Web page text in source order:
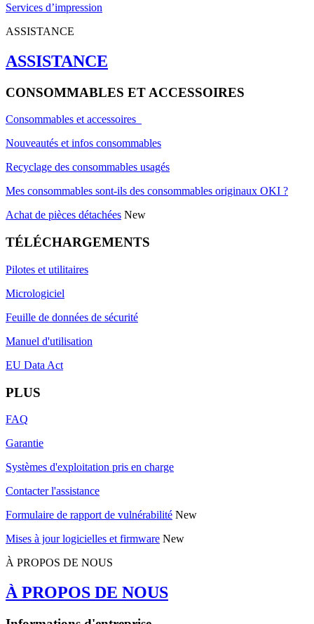
Services d’impression
ASSISTANCE
ASSISTANCE
CONSOMMABLES ET ACCESSOIRES
Consommables et accessoires
Nouveautés et infos consommables
Recyclage des consommables usagés
Mes consommables sont-ils des consommables originaux OKI ?
Achat de pièces détachées New
TÉLÉCHARGEMENTS
Pilotes et utilitaires
Micrologiciel
Feuille de données de sécurité
Manuel d'utilisation
EU Data Act
PLUS
FAQ
Garantie
Systèmes d'exploitation pris en charge
Contacter l'assistance
Formulaire de rapport de vulnérabilité New
Mises à jour logicielles et firmware New
À PROPOS DE NOUS
À PROPOS DE NOUS